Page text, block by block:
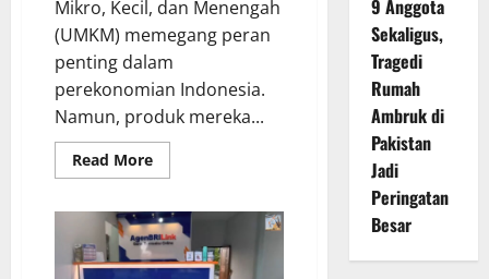
Mikro, Kecil, dan Menengah
(UMKM) memegang peran
penting dalam
perekonomian Indonesia.
Namun, produk mereka...
Read MoreRead
more
Produk
UMKM
Sulit
Masuk
9 Anggota
Sekaligus,
Tragedi
Rumah
Ambruk di
Pakistan
Jadi
Peringatan
Besar